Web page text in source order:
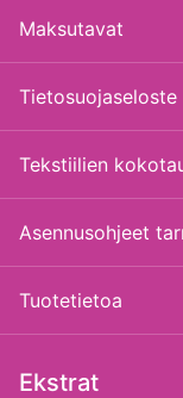
Maksutavat
Tietosuojaseloste
Tekstiilien
Asennusohjeet
Tuotetietoa
Ekstrat